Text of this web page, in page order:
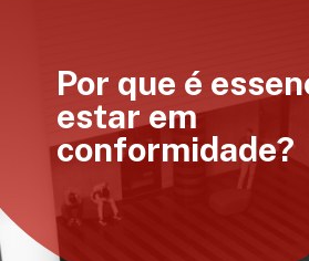
Por que é
estar em
conformidade?